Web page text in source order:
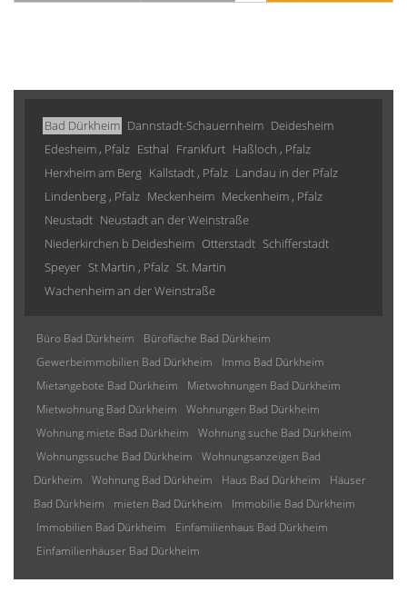
Bad Dürkheim Dannstadt-Schauernheim Deidesheim
Edesheim , Pfalz Esthal Frankfurt Haßloch , Pfalz
Herxheim am Berg Kallstadt , Pfalz Landau in der Pfalz
Lindenberg , Pfalz Meckenheim Meckenheim , Pfalz
Neustadt Neustadt an der Weinstraße
Niederkirchen b Deidesheim Otterstadt Schifferstadt
Speyer St Martin , Pfalz St. Martin
Wachenheim an der Weinstraße
Büro Bad Dürkheim
Bürofläche Bad Dürkheim
Gewerbeimmobilien Bad Dürkheim
Immo Bad Dürkheim
Mietangebote Bad Dürkheim
Mietwohnungen Bad Dürkheim
Mietwohnung Bad Dürkheim
Wohnungen Bad Dürkheim
Wohnung miete Bad Dürkheim
Wohnung suche Bad Dürkheim
Wohnungssuche Bad Dürkheim
Wohnungsanzeigen Bad
Dürkheim
Wohnung Bad Dürkheim Haus Bad Dürkheim
Häuser
Bad Dürkheim
mieten Bad Dürkheim
Immobilie Bad Dürkheim
Immobilien Bad Dürkheim
Einfamilienhaus Bad Dürkheim
Einfamilienhäuser Bad Dürkheim